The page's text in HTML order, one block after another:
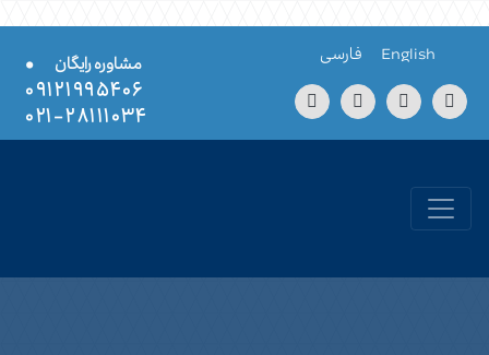
English فارسی مشاوره رایگان
•
۰۹۱۲۱۹۹۵۴۰۶
۲۸۱۱۱۰۳۴-۰۲۱